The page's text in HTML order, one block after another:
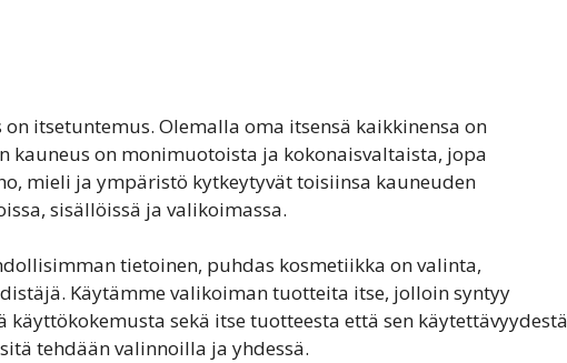
itsetuntemus. Olemalla oma itsensä kaikkinensa on
kauneus on monimuotoista ja kokonaisvaltaista, jopa
mieli ja ympäristö kytkeytyvät toisiinsa kauneuden
sisällöissä ja valikoimassa.
tietoinen, puhdas kosmetiikka on valinta,
Käytämme valikoiman tuotteita itse, jolloin syntyy
sekä itse tuotteesta että sen käytettävyydestä
tehdään valinnoilla ja yhdessä.